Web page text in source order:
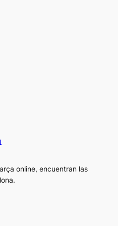
online, encuentran las